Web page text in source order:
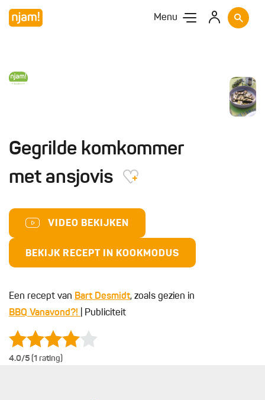
Menu
Gegrilde komkommer
met ansjovis
VIDEO BEKIJKEN
BEKIJK RECEPT IN KOOKMODUS
Een recept van Bart Desmidt, zoals gezien in
BBQ Vanavond?!
| Publiciteit
4.0/5 (1 rating)